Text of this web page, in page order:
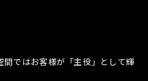
間ではお客様が「主役」として輝